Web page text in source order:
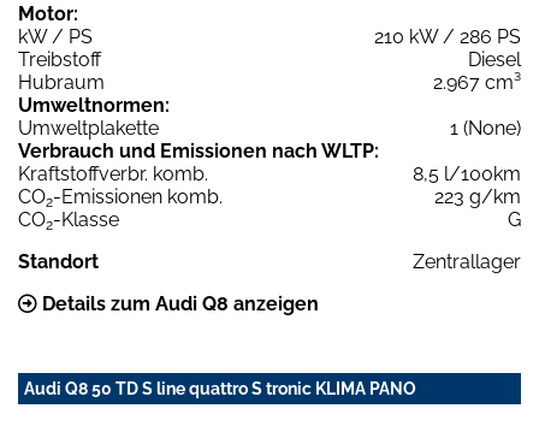
Motor:
kW / PS
210 kW / 286 PS
Treibstoff
Diesel
Hubraum
2.967 cm³
Umweltnormen:
Umweltplakette
1 (None)
Verbrauch und Emissionen nach WLTP:
Kraftstoffverbr. komb.
8,5 l/100km
CO2-Emissionen komb.
223 g/km
CO2-Klasse
G
Standort
Zentrallager
Details zum Audi Q8 anzeigen
Audi Q8 50 TD S line quattro S tronic KLIMA PANO